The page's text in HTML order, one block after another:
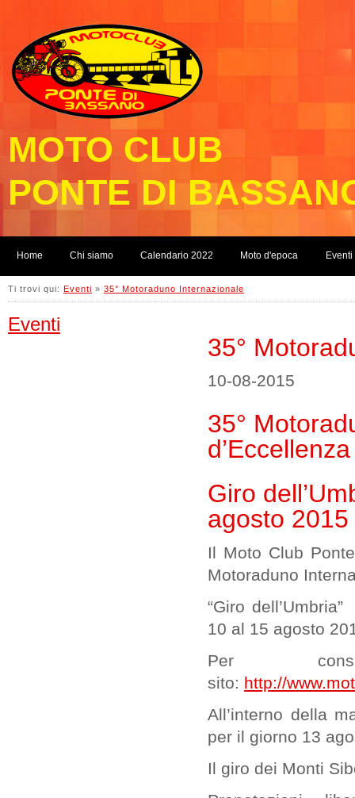
MOTO CLUB
PONTE DI
Home Chi siamo Calendario 2022 Moto d'epoca Eventi
Ti trovi qui: Eventi » 35° Motoraduno Internazionale
Eventi
35°
10-08-2015
35°
d’Eccellenza
Giro
agosto 2015
Il Moto Club
Motoraduno
“Giro
10 al 15 agosto
Per
sito: http://
All’interno della
per il giorno 13
Il giro dei Monti